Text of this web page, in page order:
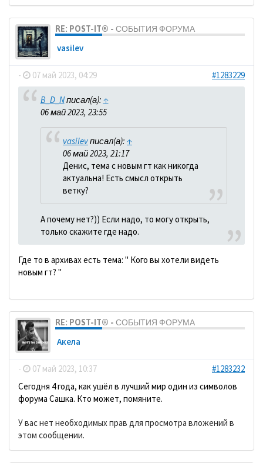
RE: POST-IT® - СОБЫТИЯ ФОРУМА
vasilev
- 07 май 2023, 04:29 #1283229
B_D_Nписал(а): ↑
06 май 2023, 23:55
vasilevписал(а): ↑
06 май 2023, 21:17
Денис, тема с новым гт как никогда
актуальна! Есть смысл открыть
ветку?
А почему нет?)) Если надо, то могу открыть,
только скажите где надо.
Где то в архивах есть тема: " Кого вы хотели видеть
новым гт? "
RE: POST-IT® - СОБЫТИЯ ФОРУМА
Акела
- 07 май 2023, 10:37
#1283232
Сегодня 4 года, как ушёл в лучший мир один из символов
форума Сашка. Кто может, помяните.
У вас нет необходимых прав для просмотра вложений в
этом сообщении.